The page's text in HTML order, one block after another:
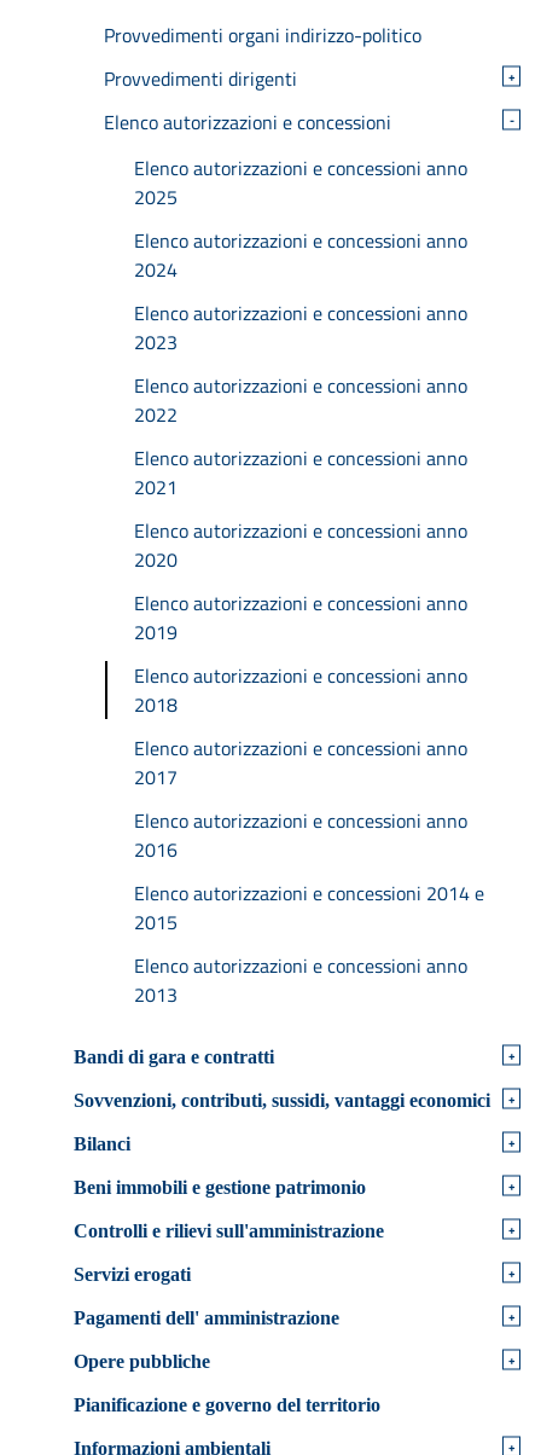
Provvedimenti organi indirizzo-politico
Provvedimenti dirigenti
+
Elenco autorizzazioni e concessioni -
Elenco autorizzazioni e concessioni anno
2025
Elenco autorizzazioni e concessioni anno
2024
Elenco autorizzazioni e concessioni anno
2023
Elenco autorizzazioni e concessioni anno
2022
Elenco autorizzazioni e concessioni anno
2021
Elenco autorizzazioni e concessioni anno
2020
Elenco autorizzazioni e concessioni anno
2019
Elenco autorizzazioni e concessioni anno
2018
Elenco autorizzazioni e concessioni anno
2017
Elenco autorizzazioni e concessioni anno
2016
Elenco autorizzazioni e concessioni 2014 e
2015
Elenco autorizzazioni e concessioni anno
2013
Bandi di gara e contratti +
Sovvenzioni, contributi, sussidi, vantaggi economici +
Bilanci +
Beni immobili e gestione patrimonio +
Controlli e rilievi sull'amministrazione +
Servizi erogati +
Pagamenti dell' amministrazione +
Opere pubbliche +
Pianificazione e governo del territorio
Informazioni ambientali +